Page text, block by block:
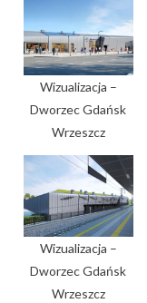
Wizualizacja –
Dworzec Gdańsk
Wrzeszcz
Wizualizacja –
Dworzec Gdańsk
Wrzeszcz